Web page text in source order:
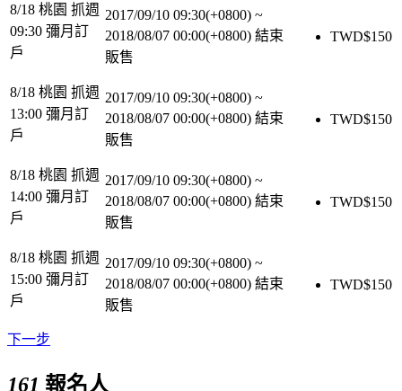
8/18 桃園 抓週
09:30 彌月訂
戶
2017/09/10 09:30(+0800) ~
2018/08/07 00:00(+0800) 結束
販售
TWD$150
8/18 桃園 抓週
13:00 彌月訂
戶
2017/09/10 09:30(+0800) ~
2018/08/07 00:00(+0800) 結束
販售
TWD$150
8/18 桃園 抓週
14:00 彌月訂
戶
2017/09/10 09:30(+0800) ~
2018/08/07 00:00(+0800) 結束
販售
TWD$150
8/18 桃園 抓週
15:00 彌月訂
戶
2017/09/10 09:30(+0800) ~
2018/08/07 00:00(+0800) 結束
販售
TWD$150
下一步
161 報名人